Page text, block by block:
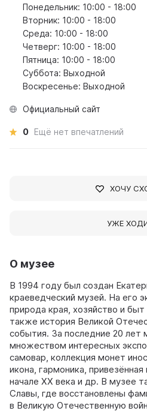
О музее
В 1994 году был создан
краеведческий музей. На его
природа края, хозяйство и
также история Великой
события. За последние 20 лет
множеством интересных
самовар, коллекция монет
икона, гармоника,
начале ХХ века и др. В музее
Славы, где восстановлены
в Великую Отечественную
Понедельник: 10:00 - 18:00
Вторник: 10:00 - 18:00
Среда: 10:00 - 18:00
Четверг: 10:00 - 18:00
Пятница: 10:00 - 18:00
Суббота: Выходной
Воскресенье: Выходной
Официальный сайт
0 Ещё нет впечатлений
ХОЧУ
УЖЕ